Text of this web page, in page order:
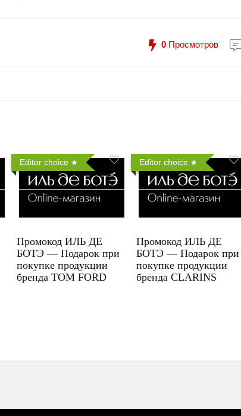
0 Просмотров
Editor choice
Промокод ИЛЬ ДЕ
БОТЭ — Подарок при
покупке продукции
бренда TOM FORD
Editor choice
Промокод ИЛЬ ДЕ
БОТЭ — Подарок при
покупке продукции
бренда CLARINS